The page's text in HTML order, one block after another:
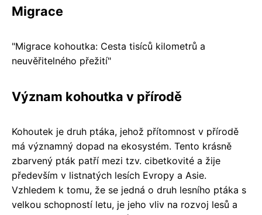
Migrace
"Migrace kohoutka: Cesta tisíců kilometrů a
neuvěřitelného přežití"
Význam kohoutka v přírodě
Kohoutek je druh ptáka, jehož přítomnost v přírodě
má významný dopad na ekosystém. Tento krásně
zbarvený pták patří mezi tzv. cibetkovité a žije
především v listnatých lesích Evropy a Asie.
Vzhledem k tomu, že se jedná o druh lesního ptáka s
velkou schopností letu, je jeho vliv na rozvoj lesů a